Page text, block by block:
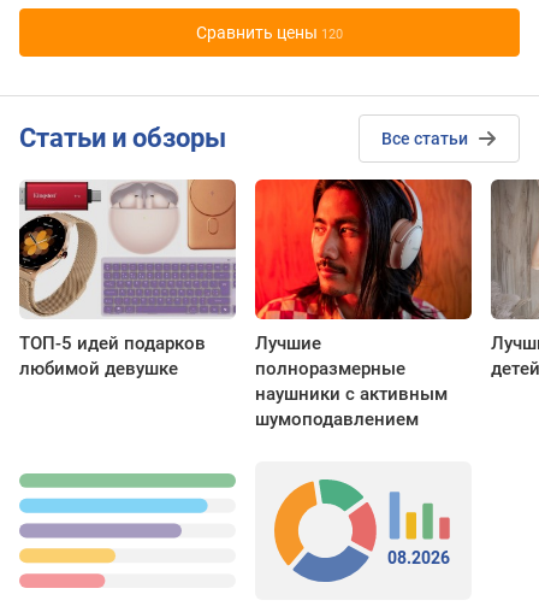
Cравнить цены 120
Cтатьи и обзоры Все статьи
ТОП-5 идей подарков
любимой девушке
Лучшие
полноразмерные
наушники с активным
шумоподавлением
детей
08.2026